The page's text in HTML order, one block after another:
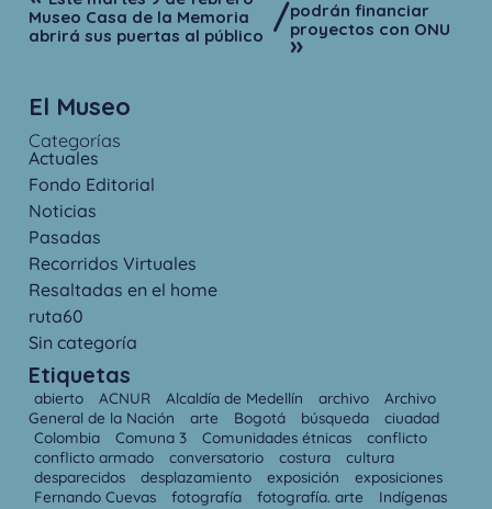
Museo Casa de la Memoria
abrirá sus puertas al público
/podrán financiar
proyectos con ONU
»
El Museo
Categorías
Actuales
Fondo Editorial
Noticias
Pasadas
Recorridos Virtuales
Resaltadas en el home
ruta60
Sin categoría
Etiquetas
abierto ACNUR Alcaldía de Medellín archivo
Archivo
General de la Nación
arte Bogotá búsqueda
ciuadad
Colombia
Comuna 3 Comunidades étnicas
conflicto
conflicto armado
conversatorio costura
cultura
desparecidos
desplazamiento exposición
exposiciones
Fernando Cuevas
fotografía fotografía. arte
Indígenas